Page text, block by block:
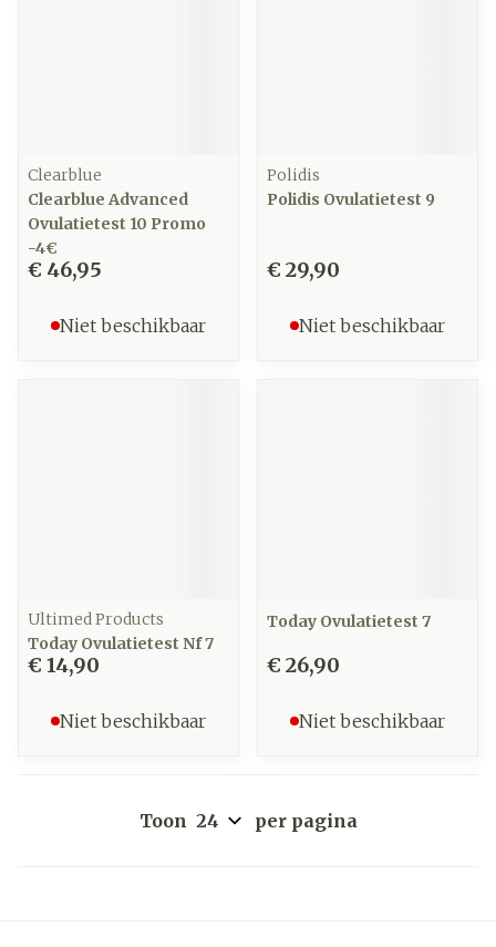
Clearblue
Clearblue Advanced
Ovulatietest 10 Promo
-4€
€ 46,95
Niet beschikbaar
Polidis
Polidis Ovulatietest 9
€ 29,90
Niet beschikbaar
Ultimed Products
Today Ovulatietest Nf 7
€ 14,90
Niet beschikbaar
Today Ovulatietest 7
€ 26,90
Niet beschikbaar
Toon per pagina